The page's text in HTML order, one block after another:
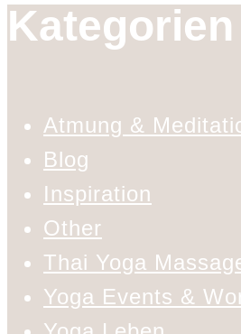
Kategorien
Atmung &
Blog
Inspiration
Other
Thai Yoga
Yoga Events &